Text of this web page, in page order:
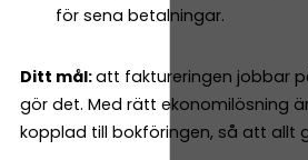
för sena betalningar.
Ditt mål:att faktureringen jobbar
gör det. Med rätt ekonomilösning
kopplad till bokföringen, så att allt